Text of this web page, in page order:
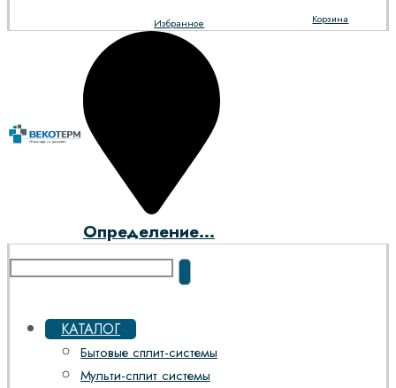
Корзина
Избранное
Определение...
КАТАЛОГ
Бытовые сплит-системы
Мульти-сплит системы